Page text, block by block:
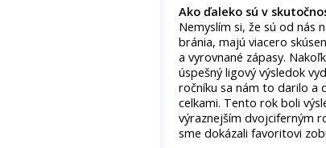
Ako ďaleko sú v
Nemyslím si, že sú od nás
bránia, majú viacero
a vyrovnané zápasy.
úspešný ligový výsledok
ročníku sa nám to darilo a
celkami. Tento rok boli
výraznejším dvojciferným
sme dokázali favoritovi